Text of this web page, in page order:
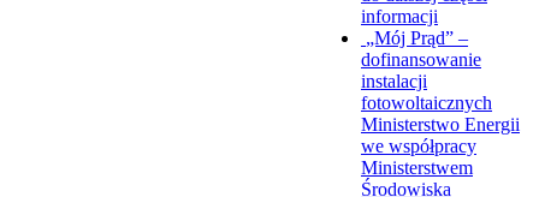
informacji
„Mój Prąd” –
dofinansowanie
instalacji
fotowoltaicznych
Ministerstwo Energii
we współpracy
Ministerstwem
Środowiska